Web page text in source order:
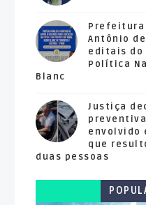
Prefeitura
Antônio
editais do
Política
Blanc
Justiça
envolvido
que
duas pessoas